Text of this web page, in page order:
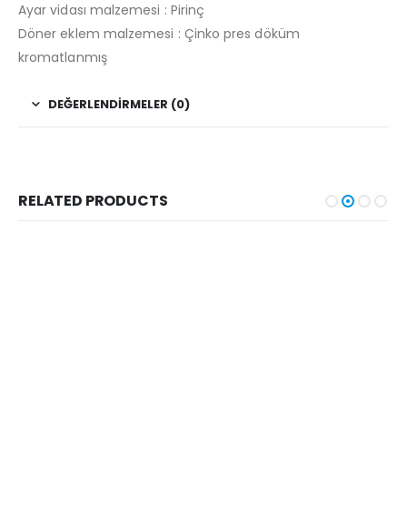
Ayar vidası malzemesi : Pirinç
Döner eklem malzemesi : Çinko pres döküm
kromatlanmış
DEĞERLENDIRMELER (0)
RELATED PRODUCTS